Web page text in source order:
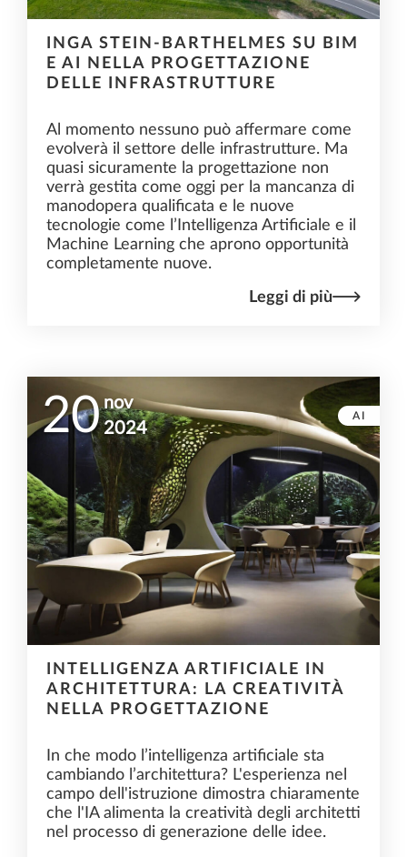
INGA STEIN-BARTHELMES SU BIM
E AI NELLA PROGETTAZIONE
DELLE INFRASTRUTTURE
Al momento nessuno può affermare come
evolverà il settore delle infrastrutture. Ma
quasi sicuramente la progettazione non
verrà gestita come oggi per la mancanza di
manodopera qualificata e le nuove
tecnologie come l’Intelligenza Artificiale e il
Machine Learning che aprono opportunità
completamente nuove.
Leggi di più
20 nov
2024
AI
INTELLIGENZA ARTIFICIALE IN
ARCHITETTURA: LA CREATIVITÀ
NELLA PROGETTAZIONE
In che modo l’intelligenza artificiale sta
cambiando l’architettura? L'esperienza nel
campo dell'istruzione dimostra chiaramente
che l'IA alimenta la creatività degli architetti
nel processo di generazione delle idee.